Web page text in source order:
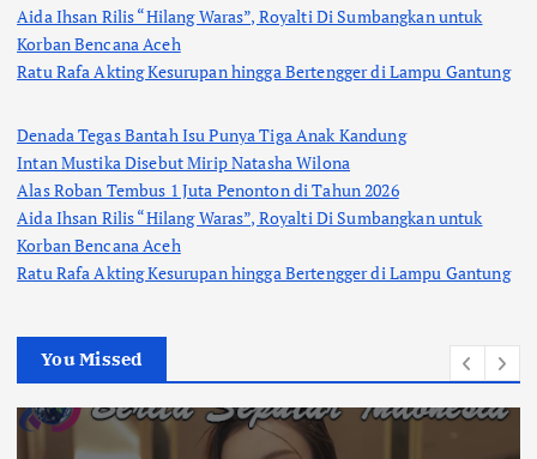
Aida Ihsan Rilis “Hilang Waras”, Royalti Di Sumbangkan untuk
Korban Bencana Aceh
Ratu Rafa Akting Kesurupan hingga Bertengger di Lampu Gantung
Denada Tegas Bantah Isu Punya Tiga Anak Kandung
Intan Mustika Disebut Mirip Natasha Wilona
Alas Roban Tembus 1 Juta Penonton di Tahun 2026
Aida Ihsan Rilis “Hilang Waras”, Royalti Di Sumbangkan untuk
Korban Bencana Aceh
Ratu Rafa Akting Kesurupan hingga Bertengger di Lampu Gantung
You Missed